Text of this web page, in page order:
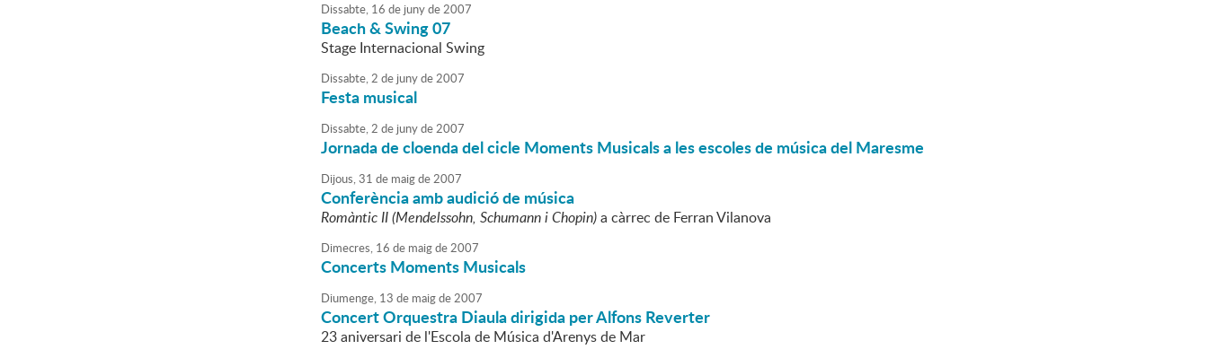
Dissabte, 16 de junyde2007
Beach & Swing 07
Stage Internacional Swing
Dissabte,2 de junyde2007
Festa musical
Dissabte,2 de junyde2007
Jornada de cloenda del cicle Moments Musicals a les escoles de música del Maresme
Dijous,31 de maigde2007
Conferència amb audició de música
Romàntic II (Mendelssohn, Schumann i Chopin)a càrrec de Ferran Vilanova
Dimecres, 16 de maigde2007
Concerts Moments Musicals
Diumenge, 13 de maigde2007
Concert Orquestra Diaula dirigida per Alfons Reverter
23 aniversari de l'Escola de Música d'Arenys de Mar